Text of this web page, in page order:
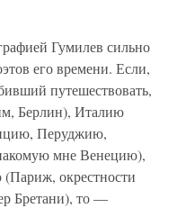
Гумилев сильно
его времени. Если,
путешествовать,
Берлин), Италию
Перуджию,
мне Венецию),
окрестности
Бретани), то —